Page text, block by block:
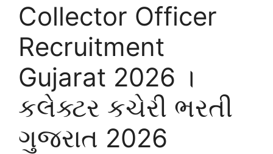
Collector Officer
Recruitment
Gujarat 2026 ।
કલેક્ટર કચેરી ભરતી
ગુજરાત 2026